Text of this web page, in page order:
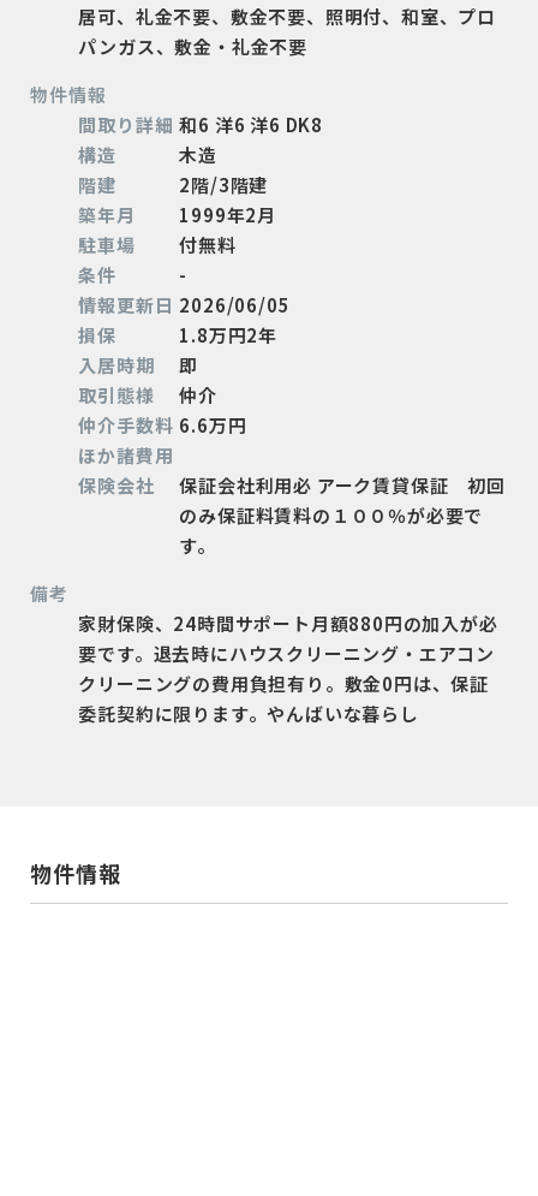
居可、礼金不要、敷金不要、照明付、和室、プロ
パンガス、敷金・礼金不要
物件情報
間取り詳細 和6 洋6 洋6 DK8
構造
木造
階建
2階/3階建
築年月
1999年2月
駐車場
付無料
条件
-
情報更新日 2026/06/05
損保
1.8万円2年
入居時期
即
取引態様
仲介
仲介手数料 6.6万円
ほか諸費用
保険会社
保証会社利用必 アーク賃貸保証 初回
のみ保証料賃料の１００％が必要で
す。
備考
家財保険、24時間サポート月額880円の加入が必
要です。退去時にハウスクリーニング・エアコン
クリーニングの費用負担有り。敷金0円は、保証
委託契約に限ります。やんばいな暮らし
物件情報